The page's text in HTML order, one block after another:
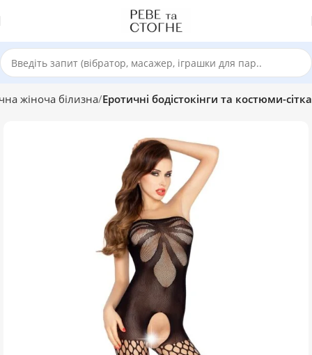
жіноча білизна Еротичні бодістокінги та костюми-сітка